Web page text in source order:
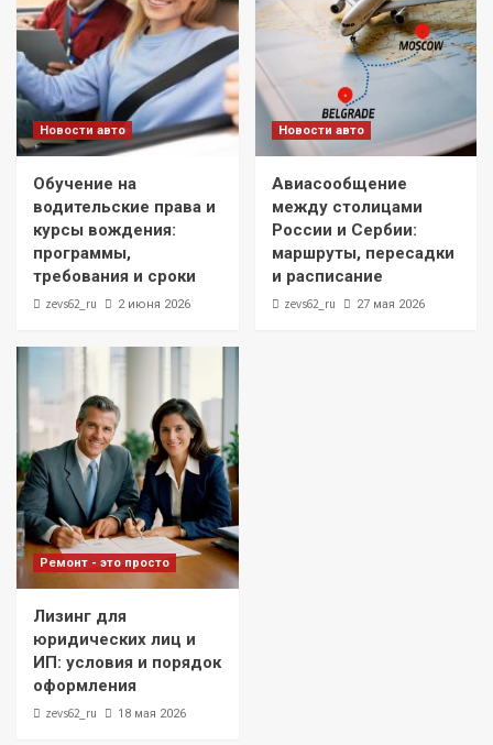
Новости авто
Обучение на
водительские права и
курсы вождения:
программы,
требования и сроки
zevs62_ru 2 июня 2026
Новости авто
Авиасообщение
между столицами
России и Сербии:
маршруты, пересадки
и расписание
zevs62_ru 27 мая 2026
Ремонт - это просто
Лизинг для
юридических лиц и
ИП: условия и порядок
оформления
zevs62_ru 18 мая 2026